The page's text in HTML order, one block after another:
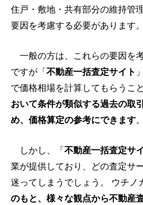
住戸・敷地・共有部分の維持管
要因を考慮する必要があります。
一般の方は、これらの要因を
ですが「不動産一括査定サイト
で価格相場を計算してもらうこ
おいて条件が類似する過去の取
め、価格算定の参考にできます。
しかし、「不動産一括査定サ
業が提供しており、どの査定サ
迷ってしまうでしょう。 ウチノ
のもと、様々な観点から不動産